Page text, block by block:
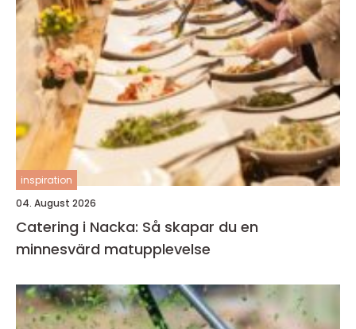
inspiration
04. August 2026
Catering i Nacka: Så skapar du en
minnesvärd matupplevelse